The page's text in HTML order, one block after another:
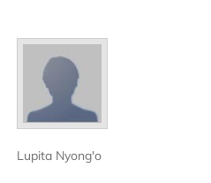
Lupita Nyong'o